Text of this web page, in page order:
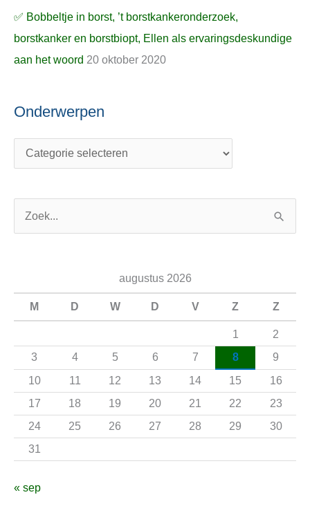
✅ Bobbeltje in borst, ’t borstkankeronderzoek,
borstkanker en borstbiopt, Ellen als ervaringsdeskundige
aan het woord 20 oktober 2020
Onderwerpen
a
r
:
augustus 2026
M D W D V Z Z
1
2
3
4 5 6 7 8
9
10
11 12 13 14 15
16
17
18 19 20 21 22
23
24
25 26 27 28 29
30
31
« sep